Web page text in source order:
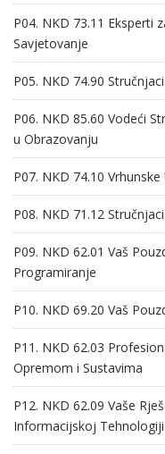
P04. NKD 73.11 Eksperti
Savjetovanje
P05. NKD 74.90
P06. NKD 85.60 Vodeći
u Obrazovanju
P07. NKD 74.10
P08. NKD 71.12
P09. NKD 62.01 Vaš
Programiranje
P10. NKD 69.20 Vaš
P11. NKD 62.03
Opremom i Sustavima
P12. NKD 62.09 Vaše
Informacijskoj Tehnologiji